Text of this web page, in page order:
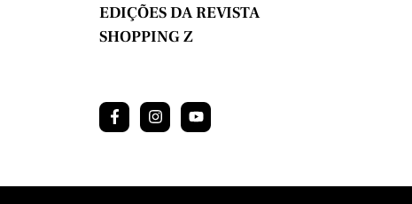
EDIÇÕES DA REVISTA
SHOPPING Z